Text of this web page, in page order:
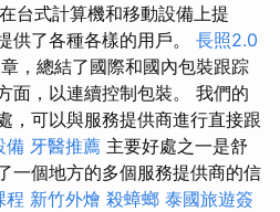
台式計算機和移動設備上提
供了各種各樣的用戶。 長照2.0
，總結了國際和國內包裝跟踪
面，以連續控制包裝。 我們的
，可以與服務提供商進行直接跟
備 牙醫推薦 主要好處之一是舒
一個地方的多個服務提供商的信
程 新竹外燴 殺蟑螂 泰國旅遊簽